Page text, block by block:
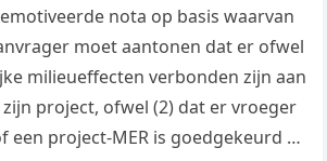
nota op basis waarvan
moet aantonen dat er ofwel
milieueffecten verbonden zijn aan
project, ofwel (2) dat er vroeger
een project-MER is goedgekeurd …